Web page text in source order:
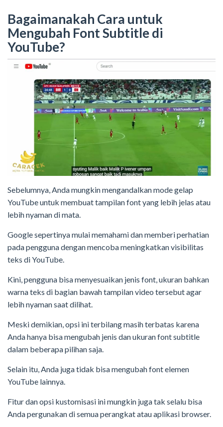
Bagaimanakah Cara untuk
Mengubah Font Subtitle di
YouTube?
Sebelumnya, Anda mungkin mengandalkan mode gelap
YouTube untuk membuat tampilan font yang lebih jelas atau
lebih nyaman di mata.
Google sepertinya mulai memahami dan memberi perhatian
pada pengguna dengan mencoba meningkatkan visibilitas
teks di YouTube.
Kini, pengguna bisa menyesuaikan jenis font, ukuran bahkan
warna teks di bagian bawah tampilan video tersebut agar
lebih nyaman saat dilihat.
Meski demikian, opsi ini terbilang masih terbatas karena
Anda hanya bisa mengubah jenis dan ukuran font subtitle
dalam beberapa pilihan saja.
Selain itu, Anda juga tidak bisa mengubah font elemen
YouTube lainnya.
Fitur dan opsi kustomisasi ini mungkin juga tak selalu bisa
Anda pergunakan di semua perangkat atau aplikasi browser.